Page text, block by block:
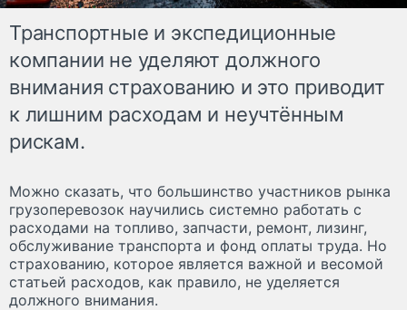
Транспортные и экспедиционные
компании не уделяют должного
внимания страхованию и это приводит
к лишним расходам и неучтённым
рискам.
Можно сказать, что большинство участников рынка
грузоперевозок научились системно работать с
расходами на топливо, запчасти, ремонт, лизинг,
обслуживание транспорта и фонд оплаты труда. Но
страхованию, которое является важной и весомой
статьей расходов, как правило, не уделяется
должного внимания.